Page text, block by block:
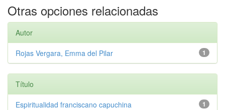
Otras opciones relacionadas
Autor
1
Rojas Vergara, Emma del Pilar
Título
1
Espiritualidad franciscano capuchina